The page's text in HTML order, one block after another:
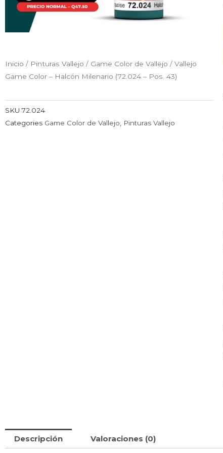
Inicio / Pinturas Vallejo / Game Color de Vallejo / Vallejo
Game Color – Halcón Milenario (72.024 – Pos. 43)
SKU 72.024
Categories Game Color de Vallejo Pinturas Vallejo
Descripción Valoraciones (0)